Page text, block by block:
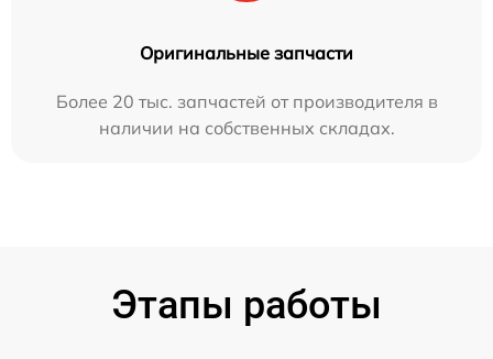
Оригинальные запчасти
Более 20 тыс. запчастей от производителя в
наличии на собственных складах.
Этапы работы